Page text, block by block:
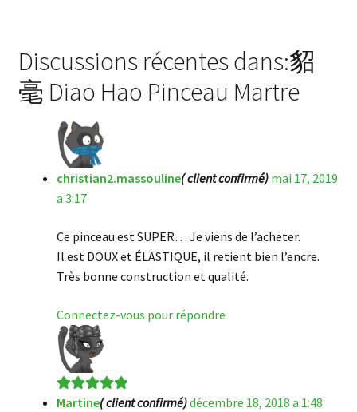
Discussions récentes dans:貂
毫 Diao Hao Pinceau Martre
christian2.massouline( client confirmé) mai 17, 2019
a 3:17
Ce pinceau est SUPER… Je viens de l’acheter.
Il est DOUX et ÉLASTIQUE, il retient bien l’encre.
Très bonne construction et qualité.
Connectez-vous pour répondre
Note5sur 5
Martine( client confirmé)décembre 18, 2018 a 1:48